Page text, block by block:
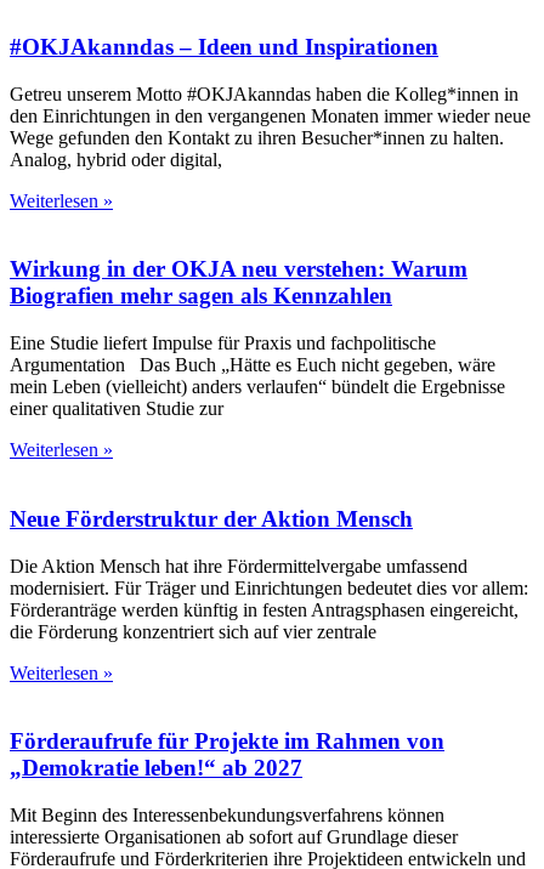
#OKJAkanndas – Ideen und Inspirationen
Getreu unserem Motto #OKJAkanndas haben die Kolleg*innen in
den Einrichtungen in den vergangenen Monaten immer wieder neue
Wege gefunden den Kontakt zu ihren Besucher*innen zu halten.
Analog, hybrid oder digital,
Weiterlesen »
Wirkung in der OKJA neu verstehen: Warum
Biografien mehr sagen als Kennzahlen
Eine Studie liefert Impulse für Praxis und fachpolitische
Argumentation Das Buch „Hätte es Euch nicht gegeben, wäre
mein Leben (vielleicht) anders verlaufen“ bündelt die Ergebnisse
einer qualitativen Studie zur
Weiterlesen »
Neue Förderstruktur der Aktion Mensch
Die Aktion Mensch hat ihre Fördermittelvergabe umfassend
modernisiert. Für Träger und Einrichtungen bedeutet dies vor allem:
Förderanträge werden künftig in festen Antragsphasen eingereicht,
die Förderung konzentriert sich auf vier zentrale
Weiterlesen »
Förderaufrufe für Projekte im Rahmen von
„Demokratie leben!“ ab 2027
Mit Beginn des Interessenbekundungsverfahrens können
interessierte Organisationen ab sofort auf Grundlage dieser
Förderaufrufe und Förderkriterien ihre Projektideen entwickeln und